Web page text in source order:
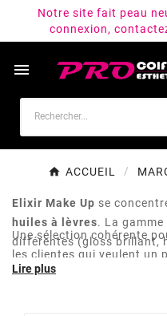
Notre site fait peau
connexion,

ACCUEIL
Elixir Make Up se
huiles à lèvres. La
différentes (gloss brillant,
couvrent les usages
Une sélection cohérente
les clientes qui veulent un
sans engagement sur une